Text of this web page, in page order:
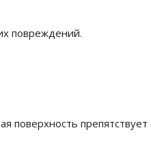
повреждений.
поверхность